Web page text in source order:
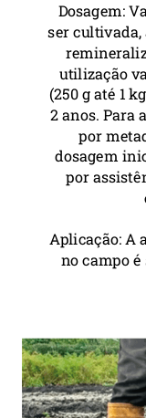
Dosagem:
ser cultivada,
utilização
(250 g até 1
2 anos. Para
por
dosagem
por
Aplicação: A
no campo